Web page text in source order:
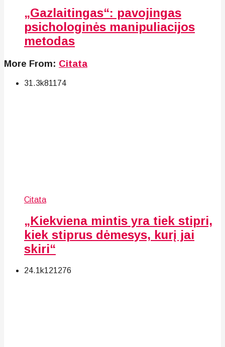
„Gazlaitingas“: pavojingas
psichologinės manipuliacijos
metodas
More From: Citata
31.3k81 174
Citata
„Kiekviena mintis yra tiek stipri,
kiek stiprus dėmesys, kurį jai
skiri“
24.1k121 276